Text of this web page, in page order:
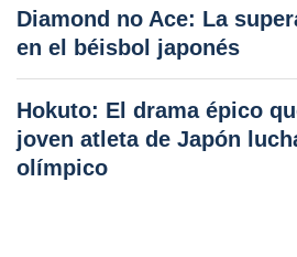
Diamond no Ace: La
en el béisbol japonés
Hokuto: El drama épico
joven atleta de Japón
olímpico